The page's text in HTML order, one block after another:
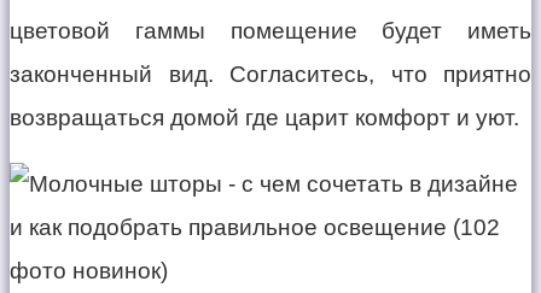
цветовой гаммы помещение будет иметь
законченный вид. Согласитесь, что приятно
возвращаться домой где царит комфорт и уют.